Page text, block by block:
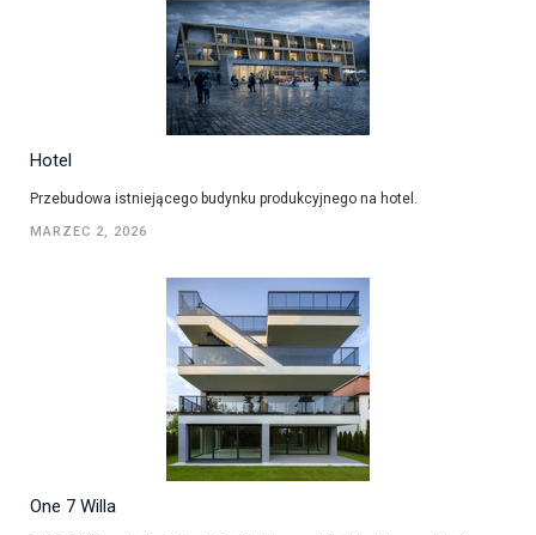
Hotel
Przebudowa istniejącego budynku produkcyjnego na hotel.
MARZEC 2, 2026
One 7 Willa